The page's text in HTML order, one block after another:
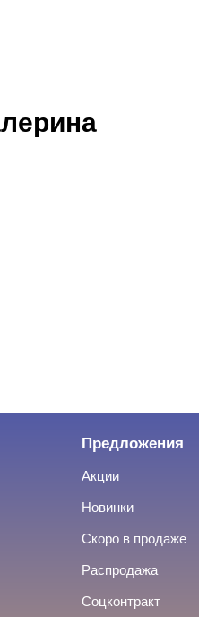
Предложения
Акции
Новинки
Скоро в продаже
Распродажа
Соцконтракт